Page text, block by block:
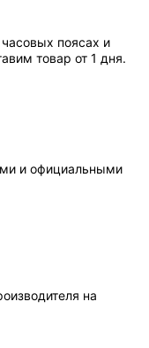
поясах и
товар от 1 дня.
и официальными
на